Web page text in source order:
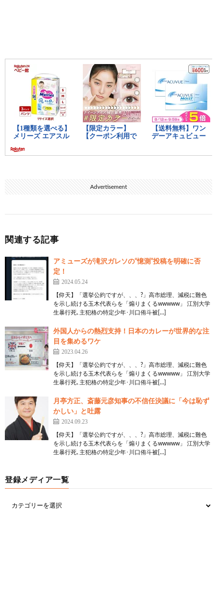
Advertisement
関連する記事
アミューズが滝沢ガレソの“憶測”投稿を明確に否
定！
2024.05.24
【仰天】「選挙公約ですが、、、?」高市総理、減税に難色
を示し続ける玉木代表らを「煽りまくるwwwww」 江別大学
生暴行死､主犯格の特定少年･川口侑斗被[…]
外国人からの熱烈支持！日本のカレーが世界的な注
目を集めるワケ
2023.04.26
【仰天】「選挙公約ですが、、、?」高市総理、減税に難色
を示し続ける玉木代表らを「煽りまくるwwwww」 江別大学
生暴行死､主犯格の特定少年･川口侑斗被[…]
月亭方正、斎藤元彦知事の不信任決議に「今は恥ず
かしい」と吐露
2024.09.23
【仰天】「選挙公約ですが、、、?」高市総理、減税に難色
を示し続ける玉木代表らを「煽りまくるwwwww」 江別大学
生暴行死､主犯格の特定少年･川口侑斗被[…]
登録メディア一覧